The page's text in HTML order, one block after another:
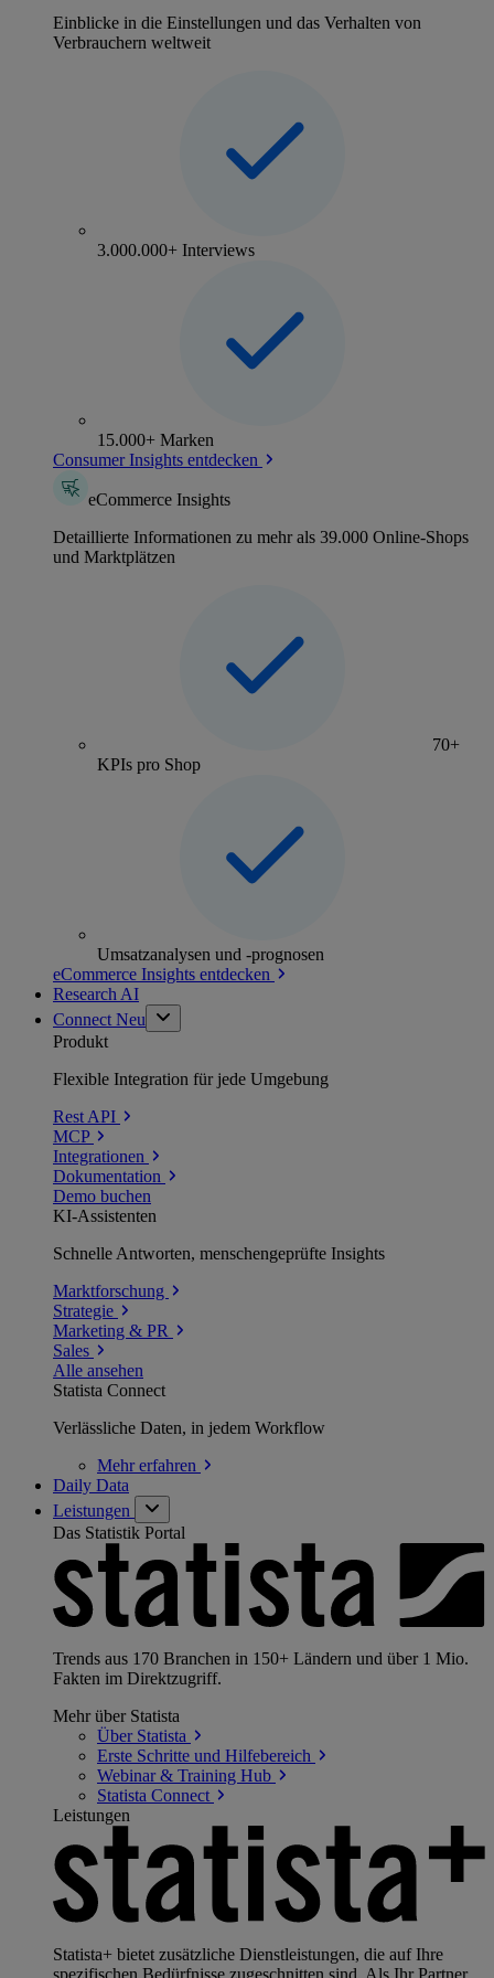
Einblicke in die Einstellungen und das Verhalten von
Verbrauchern weltweit
3.000.000+ Interviews
15.000+ Marken
Consumer Insights entdecken
eCommerce Insights
Detaillierte Informationen zu mehr als 39.000 Online-Shops
und Marktplätzen
70+
KPIs pro Shop
Umsatzanalysen und -prognosen
eCommerce Insights entdecken
Research AI
Connect Neu
Produkt
Flexible Integration für jede Umgebung
Rest API
MCP
Integrationen
Dokumentation
Demo buchen
KI-Assistenten
Schnelle Antworten, menschengeprüfte Insights
Marktforschung
Strategie
Marketing & PR
Sales
Alle ansehen
Statista Connect
Verlässliche Daten, in jedem Workflow
Mehrerfahren
Daily Data
Leistungen
Das Statistik Portal
Trends aus 170 Branchen in 150+ Ländern und über 1 Mio.
Fakten im Direktzugriff.
Mehr über Statista
Über Statista
Erste Schritte und Hilfebereich
Webinar & Training Hub
Statista Connect
Leistungen
Statista+ bietet zusätzliche Dienstleistungen, die auf Ihre
spezifischen Bedürfnisse zugeschnitten sind. Als Ihr Partner